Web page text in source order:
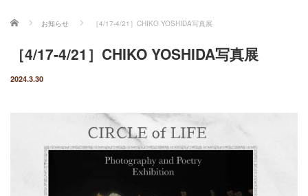
ホーム お知らせ ［4/17-4/21］CHIKO YOSHIDA写真展
［4/17-4/21］CHIKO YOSHIDA写真展
2024.3.30